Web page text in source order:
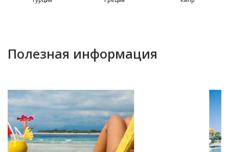
Полезная информация